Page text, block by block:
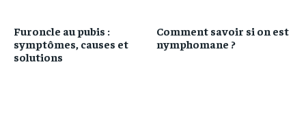
Furoncle au pubis :
symptômes, causes et
solutions
Comment savoir si on est
nymphomane ?